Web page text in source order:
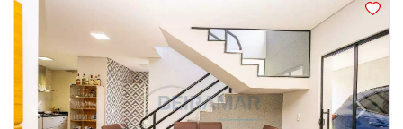
arrow_back_ios
Previous arrow_forward_iosNext